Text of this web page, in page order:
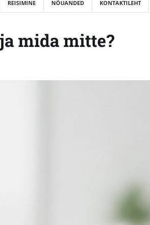
REISIMINE NÕUANDED KONTAKTILEHT
mida mitte?